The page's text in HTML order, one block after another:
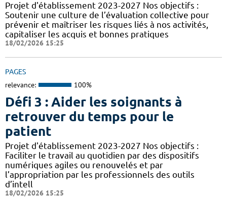
Projet d'établissement 2023-2027 Nos objectifs :
Soutenir une culture de l’évaluation collective pour
prévenir et maîtriser les risques liés à nos activités,
capitaliser les acquis et bonnes pratiques
18/02/2026 15:25
PAGES
relevance: 100%
Défi 3 : Aider les soignants à
retrouver du temps pour le
patient
Projet d'établissement 2023-2027 Nos objectifs :
Faciliter le travail au quotidien par des dispositifs
numériques agiles ou renouvelés et par
l’appropriation par les professionnels des outils
d’intell
18/02/2026 15:25